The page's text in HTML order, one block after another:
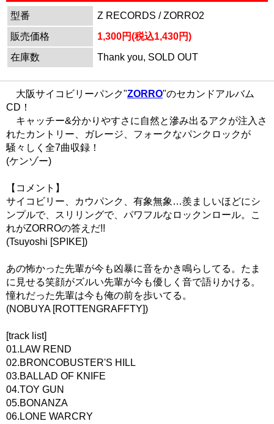
型番
Z RECORDS / ZORRO2
販売価格
1,300円(税込1,430円)
在庫数
Thank you, SOLD OUT
大阪サイコビリーパンク"ZORRO"のセカンドアルバム
CD！
キャッチー&分かりやすさに自然と滲み出るアクが注入さ
れたカントリー、ガレージ、フォークなパンクロックが
騒々しく全7曲収録！
(ケンゾー)
【コメント】
サイコビリー、カウパンク、有象無象…羨ましいほどにシ
ンプルで、スリリングで、パワフルなロックンロール。こ
れがZORROの答えだ!!
(Tsuyoshi [SPIKE])
あの怖かった先輩が今も凶暴に音をかき鳴らしてる。たま
に見せる笑顔がズルい先輩が今も優しく音で語りかける。
憧れだった先輩は今も俺の前を歩いてる。
(NOBUYA [ROTTENGRAFFTY])
[track list]
01.LAW REND
02.BRONCOBUSTER'S HILL
03.BALLAD OF KNIFE
04.TOY GUN
05.BONANZA
06.LONE WARCRY